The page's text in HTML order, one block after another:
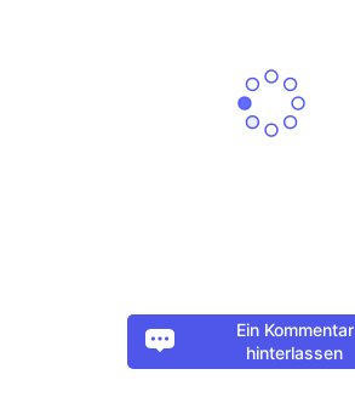
Ein Kommentar
hinterlassen